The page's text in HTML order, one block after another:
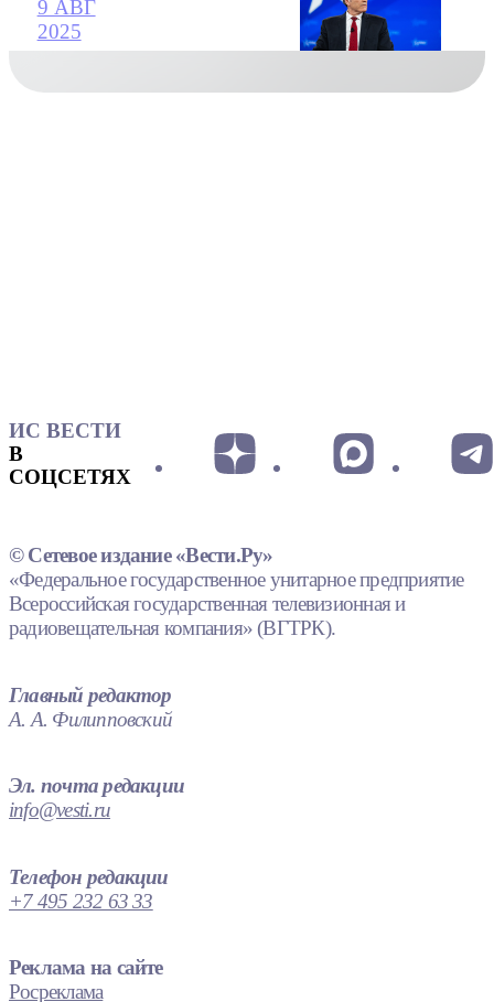
9 АВГ
2025
ИС ВЕСТИ
В
СОЦСЕТЯХ
© Сетевое издание «Вести.Ру»
«Федеральное государственное унитарное предприятие
Всероссийская государственная телевизионная и
радиовещательная компания» (ВГТРК).
Главный редактор
А. А. Филипповский
Эл. почта редакции
info@vesti.ru
Телефон редакции
+7 495 232 63 33
Реклама на сайте
Росреклама